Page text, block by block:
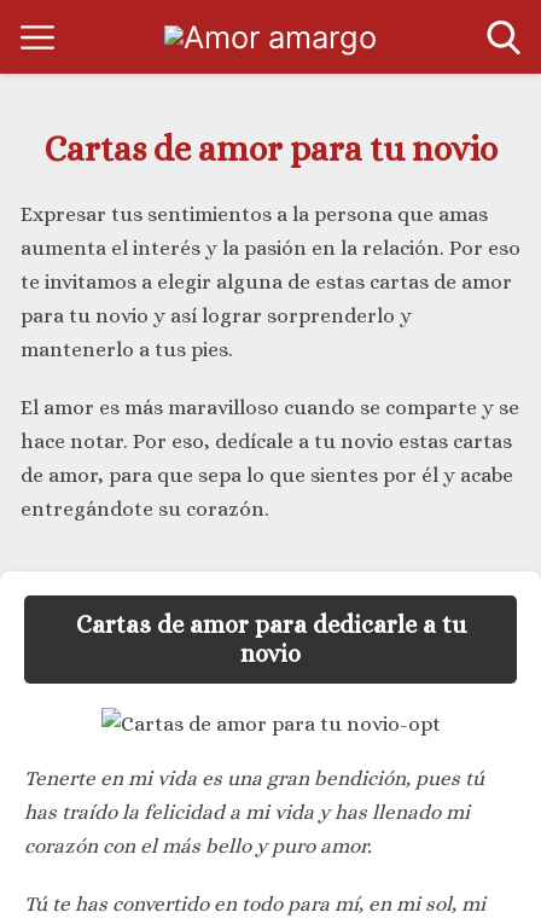
Cartas de amor para tu novio
Expresar tus sentimientos a la persona que amas
aumenta el interés y la pasión en la relación. Por eso
te invitamos a elegir alguna de estas cartas de amor
para tu novio y así lograr sorprenderlo y
mantenerlo a tus pies.
El amor es más maravilloso cuando se comparte y se
hace notar. Por eso, dedícale a tu novio estas cartas
de amor, para que sepa lo que sientes por él y acabe
entregándote su corazón.
Cartas de amor para dedicarle a tu
novio
Tenerte en mi vida es una gran bendición, pues tú
has traído la felicidad a mi vida y has llenado mi
corazón con el más bello y puro amor.
Tú te has convertido en todo para mí, en mi sol, mi